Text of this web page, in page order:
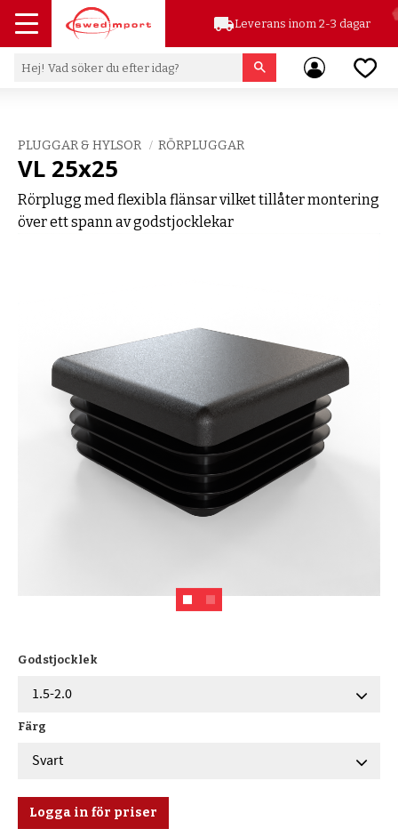
Meny
local_shippingLeverans inom 2-3 dagar
PLUGGAR & HYLSOR RÖRPLUGGAR
VL 25x25
Rörplugg med flexibla flänsar vilket tillåter montering
över ett spann av godstjocklekar
Godstjocklek
Färg
Logga in för priser